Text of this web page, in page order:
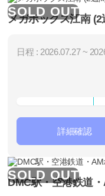
SOLD OUT
メガボックス江南 (2
日程 : 2026.07.27 ~
詳細確認
SOLD OUT
DMC駅・空港鉄道